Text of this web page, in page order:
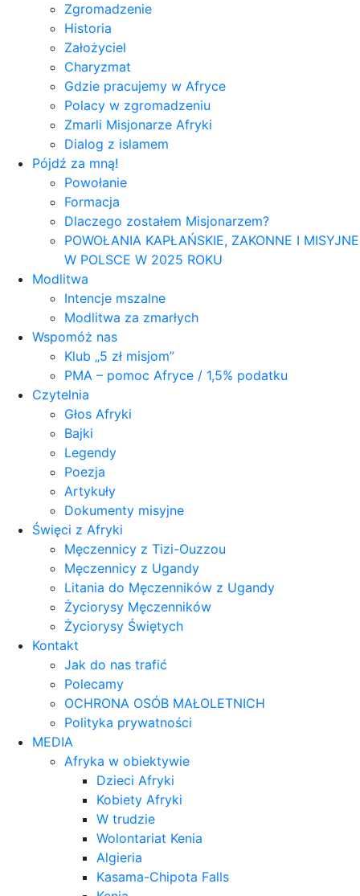
Zgromadzenie
Historia
Założyciel
Charyzmat
Gdzie pracujemy w Afryce
Polacy w zgromadzeniu
Zmarli Misjonarze Afryki
Dialog z islamem
Pójdź za mną!
Powołanie
Formacja
Dlaczego zostałem Misjonarzem?
POWOŁANIA KAPŁAŃSKIE, ZAKONNE I MISYJNE
W POLSCE W 2025 ROKU
Modlitwa
Intencje mszalne
Modlitwa za zmarłych
Wspomóż nas
Klub „5 zł misjom”
PMA – pomoc Afryce / 1,5% podatku
Czytelnia
Głos Afryki
Bajki
Legendy
Poezja
Artykuły
Dokumenty misyjne
Święci z Afryki
Męczennicy z Tizi-Ouzzou
Męczennicy z Ugandy
Litania do Męczenników z Ugandy
Życiorysy Męczenników
Życiorysy Świętych
Kontakt
Jak do nas trafić
Polecamy
OCHRONA OSÓB MAŁOLETNICH
Polityka prywatności
MEDIA
Afryka w obiektywie
Dzieci Afryki
Kobiety Afryki
W trudzie
Wolontariat Kenia
Algieria
Kasama-Chipota Falls